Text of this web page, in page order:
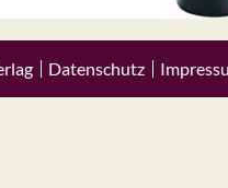
Datenschutz